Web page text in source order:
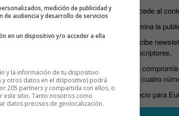
exclusivo de Yorokobu.
con contenido exclusivo para
permanencia. Recibe en casa
publicamos cada año.
y Baleares.
Accede al
Elimina la
Recibe
suscriptores.
Sin
los cuatro
Precio para
medición de publicidad y
de audiencia y desarrollo de servicios
en un dispositivo y/o acceder a ella
y la información de tu dispositivo
otros datos en el dispositivo) podrá
205 partners y compartida con ellos, o
este sitio. Tanto nosotros como
datos precisos de geolocalización.